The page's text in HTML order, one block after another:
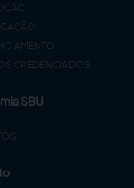
CREDENCIADOS
SBU